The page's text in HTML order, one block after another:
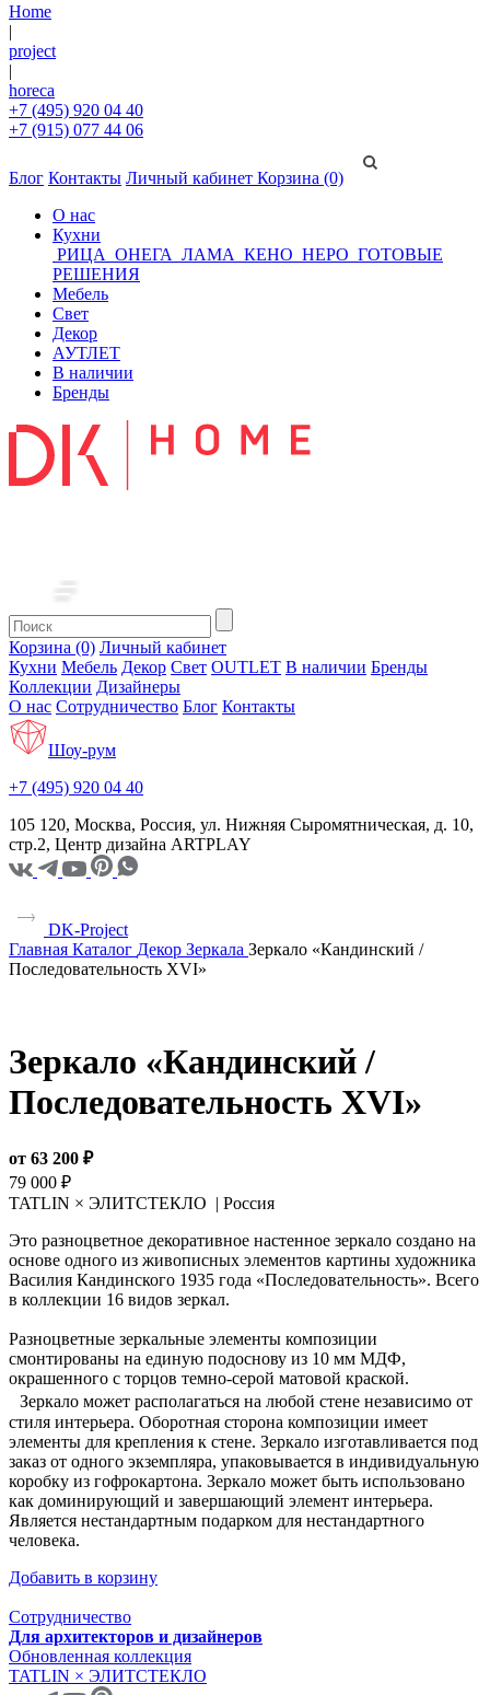
Home
|
project
|
horeca
+7 (495) 920 04 40
+7 (915) 077 44 06
Блог Контакты Личный кабинет Корзина (0)
О нас
Кухни
РИЦА ОНЕГА ЛАМА КЕНО НЕРО ГОТОВЫЕ
РЕШЕНИЯ
Мебель
Свет
Декор
АУТЛЕТ
В наличии
Бренды
Корзина (0) Личный кабинет
Кухни Мебель Декор Свет OUTLET В наличии Бренды
Коллекции Дизайнеры
О нас Сотрудничество Блог Контакты
Шоу-рум
+7 (495) 920 04 40
105 120, Москва, Россия, ул. Нижняя Сыромятническая, д. 10,
стр.2, Центр дизайна ARTPLAY
DK-Project
Главная Каталог Декор Зеркала Зеркало «Кандинский /
Последовательность XVI»
Зеркало «Кандинский /
Последовательность XVI»
от 63 200 ₽
79 000 ₽
TATLIN × ЭЛИТСТЕКЛО | Россия
Это разноцветное декоративное настенное зеркало создано на
основе одного из живописных элементов картины художника
Василия Кандинского 1935 года «Последовательность». Всего
в коллекции 16 видов зеркал.
Разноцветные зеркальные элементы композиции
смонтированы на единую подоснову из 10 мм МДФ,
окрашенного с торцов темно-серой матовой краской.
Зеркало может располагаться на любой стене независимо от
стиля интерьера. Оборотная сторона композиции имеет
элементы для крепления к стене. Зеркало изготавливается под
заказ от одного экземпляра, упаковывается в индивидуальную
коробку из гофрокартона. Зеркало может быть использовано
как доминирующий и завершающий элемент интерьера.
Является нестандартным подарком для нестандартного
человека.
Добавить в корзину
Сотрудничество
Для архитекторов и дизайнеров
Обновленная коллекция
TATLIN × ЭЛИТСТЕКЛО